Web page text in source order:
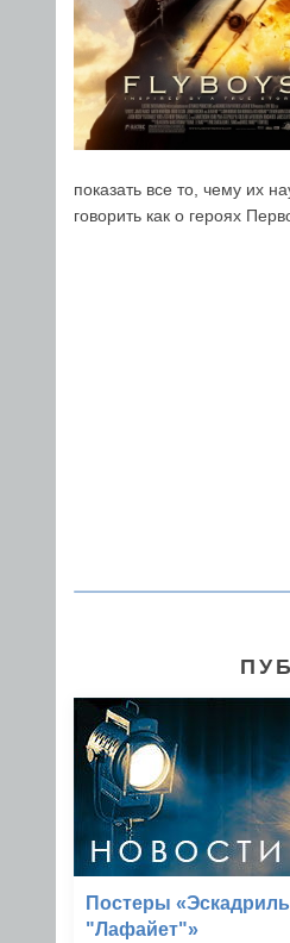
показать все то, чему их
говорить как о героях
Постеры
"Лафайет"»